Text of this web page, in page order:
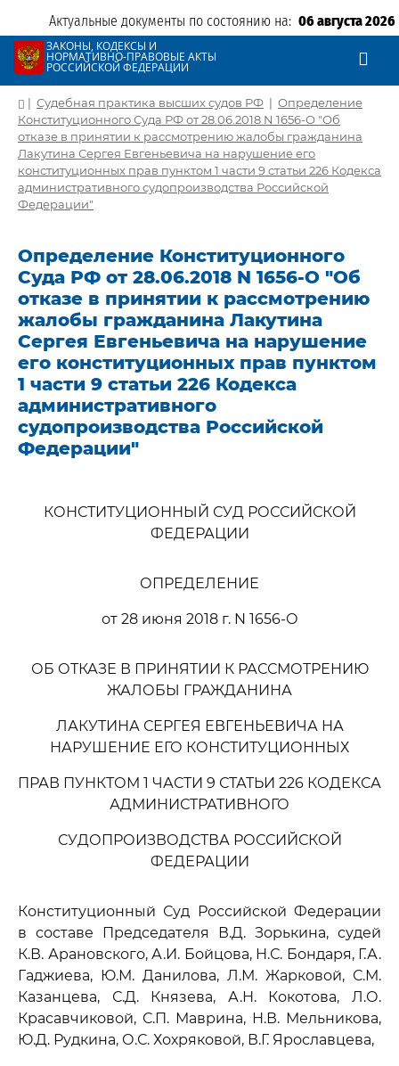
Актуальные документы по состоянию на: 06 августа 2026
ЗАКОНЫ, КОДЕКСЫ И
НОРМАТИВНО-ПРАВОВЫЕ АКТЫ
РОССИЙСКОЙ ФЕДЕРАЦИИ
| Судебная практика высших судов РФ | Определение
Конституционного Суда РФ от 28.06.2018 N 1656-О "Об
отказе в принятии к рассмотрению жалобы гражданина
Лакутина Сергея Евгеньевича на нарушение его
конституционных прав пунктом 1 части 9 статьи 226 Кодекса
административного судопроизводства Российской
Федерации"
Определение Конституционного
Суда РФ от 28.06.2018 N 1656-О "Об
отказе в принятии к рассмотрению
жалобы гражданина Лакутина
Сергея Евгеньевича на нарушение
его конституционных прав пунктом
1 части 9 статьи 226 Кодекса
административного
судопроизводства Российской
Федерации"
КОНСТИТУЦИОННЫЙ СУД РОССИЙСКОЙ
ФЕДЕРАЦИИ
ОПРЕДЕЛЕНИЕ
от 28 июня 2018 г. N 1656-О
ОБ ОТКАЗЕ В ПРИНЯТИИ К РАССМОТРЕНИЮ
ЖАЛОБЫ ГРАЖДАНИНА
ЛАКУТИНА СЕРГЕЯ ЕВГЕНЬЕВИЧА НА
НАРУШЕНИЕ ЕГО КОНСТИТУЦИОННЫХ
ПРАВ ПУНКТОМ 1 ЧАСТИ 9 СТАТЬИ 226 КОДЕКСА
АДМИНИСТРАТИВНОГО
СУДОПРОИЗВОДСТВА РОССИЙСКОЙ
ФЕДЕРАЦИИ
Конституционный Суд Российской Федерации
в составе Председателя В.Д. Зорькина, судей
К.В. Арановского, А.И. Бойцова, Н.С. Бондаря, Г.А.
Гаджиева, Ю.М. Данилова, Л.М. Жарковой, С.М.
Казанцева, С.Д. Князева, А.Н. Кокотова, Л.О.
Красавчиковой, С.П. Маврина, Н.В. Мельникова,
Ю.Д. Рудкина, О.С. Хохряковой, В.Г. Ярославцева,